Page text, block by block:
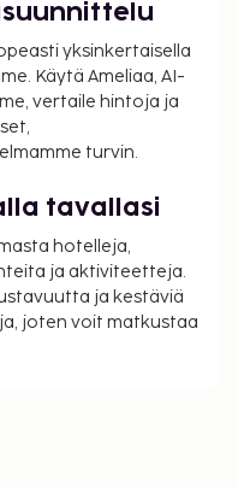
yksinkertaisella
Käytä Ameliaa, AI-
vertaile hintoja ja
turvin.
tavallasi
hotelleja,
ja aktiviteetteja.
ja kestäviä
joten voit matkustaa